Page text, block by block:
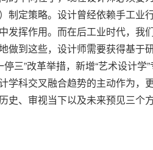
制定策略。设计曾经依赖手工业
发挥作用。而在后工业时代，我
到这些，设计师需要获得基于
三”改革举措，新增“艺术设计学
学科交叉融合趋势的主动作为，
史、审视当下以及未来预见三个